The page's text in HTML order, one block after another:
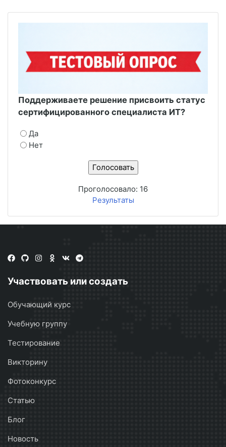
Поддерживаете решение присвоить статус
сертифицированного специалиста ИТ?
Да
Нет
Проголосовало: 16
Результаты
Участвовать или создать
Обучающий курс
Учебную группу
Тестирование
Викторину
Фотоконкурс
Статью
Блог
Новость